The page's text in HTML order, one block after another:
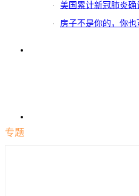
美国累计新冠肺炎确
房子不是你的，你
专题